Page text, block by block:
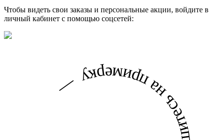
Чтобы видеть свои заказы и персональные акции, войдите в
личный кабинет с помощью соцсетей: